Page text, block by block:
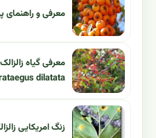
معرفی و راهنمای
dilatata
زنگ امریکایی